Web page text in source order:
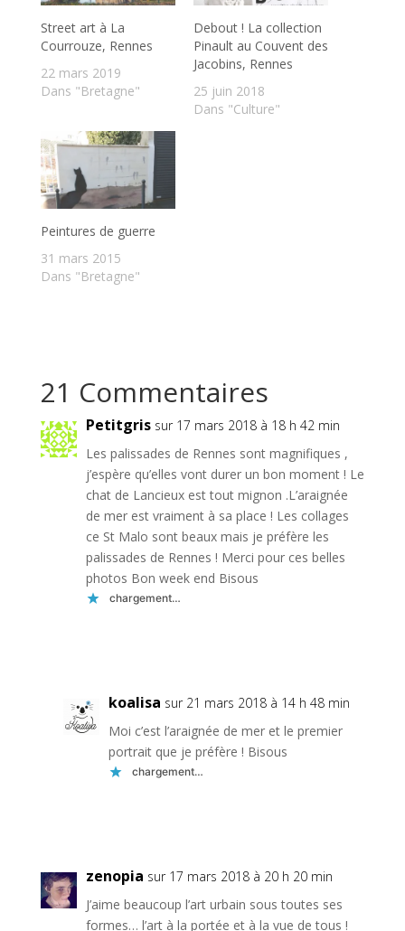
Street art à La
Courrouze, Rennes
22 mars 2019
Dans "Bretagne"
Debout ! La collection
Pinault au Couvent des
Jacobins, Rennes
25 juin 2018
Dans "Culture"
Peintures de guerre
31 mars 2015
Dans "Bretagne"
21 Commentaires
Petitgris sur 17 mars 2018 à 18 h 42 min
Les palissades de Rennes sont magnifiques ,
j’espère qu’elles vont durer un bon moment ! Le
chat de Lancieux est tout mignon .L’araignée
de mer est vraiment à sa place ! Les collages
ce St Malo sont beaux mais je préfère les
palissades de Rennes ! Merci pour ces belles
photos Bon week end Bisous
chargement…
koalisa sur 21 mars 2018 à 14 h 48 min
Moi c’est l’araignée de mer et le premier
portrait que je préfère ! Bisous
chargement…
zenopia sur 17 mars 2018 à 20 h 20 min
J’aime beaucoup l’art urbain sous toutes ses
formes… l’art à la portée et à la vue de tous !